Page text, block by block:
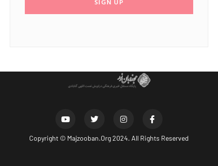
Copyright © Majzooban.Org2024. All Rights Reserved